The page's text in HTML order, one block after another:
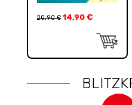
20,90€ 14,90 €